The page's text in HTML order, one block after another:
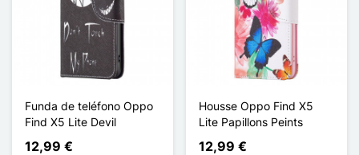
Funda de teléfono Oppo
Find X5 Lite Devil
12,99 €
Housse Oppo Find X5
Lite Papillons Peints
12,99 €